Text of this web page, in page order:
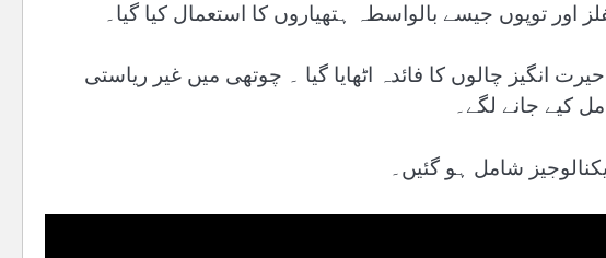
اور توپوں جیسے بالواسطہ ہتھیاروں کا استعمال کیا گیا۔
انگیز چالوں کا فائدہ اٹھایا گیا ۔ چوتھی میں غیر ریاستی
کیے جانے لگے۔
شامل ہو گئیں۔